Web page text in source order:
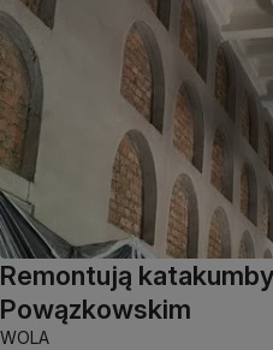
Remontują
Powązkowskim
WOLA